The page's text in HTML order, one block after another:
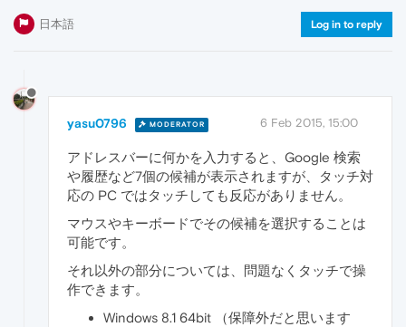
日本語 Log in to reply
yasu0796 MODERATOR 6 Feb 2015, 15:00
アドレスバーに何かを入力すると、Google 検索
や履歴など7個の候補が表示されますが、タッチ対
応の PC ではタッチしても反応がありません。
マウスやキーボードでその候補を選択することは
可能です。
それ以外の部分については、問題なくタッチで操
作できます。
Windows 8.1 64bit （保障外だと思います